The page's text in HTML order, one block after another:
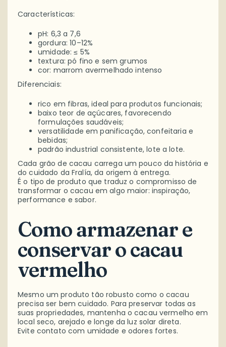
Características:
pH: 6,3 a 7,6
gordura: 10–12%
umidade: ≤ 5%
textura: pó fino e sem grumos
cor: marrom avermelhado intenso
Diferenciais:
rico em fibras, ideal para produtos funcionais;
baixo teor de açúcares, favorecendo
formulações saudáveis;
versatilidade em panificação, confeitaria e
bebidas;
padrão industrial consistente, lote a lote.
Cada grão de cacau carrega um pouco da história e
do cuidado da Fralía, da origem à entrega.
É o tipo de produto que traduz o compromisso de
transformar o cacau em algo maior: inspiração,
performance e sabor.
Como armazenar e
conservar o cacau
vermelho
Mesmo um produto tão robusto como o cacau
precisa ser bem cuidado. Para preservar todas as
suas propriedades, mantenha o cacau vermelho em
local seco, arejado e longe da luz solar direta.
Evite contato com umidade e odores fortes.